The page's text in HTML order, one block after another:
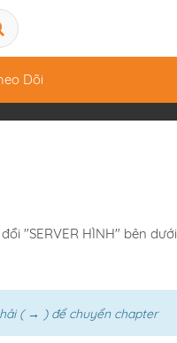
Dõi
"SERVER HÌNH" bên dưới
( → ) để chuyển chapter